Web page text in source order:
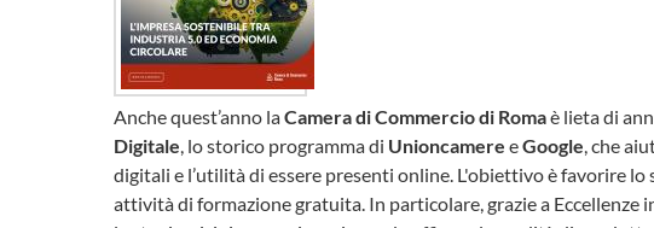
Anche quest’anno laCamera di Commercio di Romaè lieta di
Digitale , lo storico programma di Unioncamere eGoogle , che
digitali e l’utilità di essere presenti online. L'obiettivo è favorire
attività di formazione gratuita. In particolare, grazie a Eccellenze